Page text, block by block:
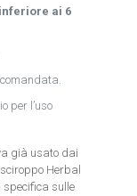
ai 6
per l’uso
già usato dai
Herbal
specifica sulle